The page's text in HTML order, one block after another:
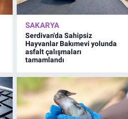
SAKARYA
Serdivan'da Sahipsiz
Hayvanlar Bakımevi yolunda
asfalt çalışmaları
tamamlandı